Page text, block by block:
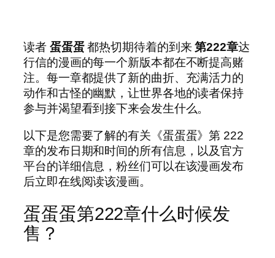
读者 蛋蛋蛋都热切期待着的到来第222章达
行信的漫画的每一个新版本都在不断提高赌
注。每一章都提供了新的曲折、充满活力的
动作和古怪的幽默，让世界各地的读者保持
参与并渴望看到接下来会发生什么。
以下是您需要了解的有关《蛋蛋蛋》第 222
章的发布日期和时间的所有信息，以及官方
平台的详细信息，粉丝们可以在该漫画发布
后立即在线阅读该漫画。
蛋蛋蛋第222章什么时候发
售？